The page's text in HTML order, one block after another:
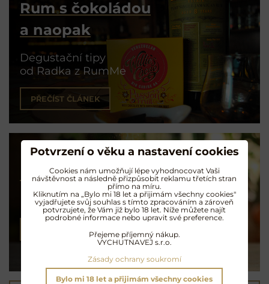
Rum s čokoládou
a naopak
Degustační tipy
od Radka z RumMe
PŘEČÍST ČLÁNEK
Koktejly na rumu
Exotické opojení
Potvrzení o věku a nastavení cookies
Cookies nám umožňují lépe vyhodnocovat Vaši
návštěvnost a následně přizpůsobit reklamu třetích stran
přímo na míru.
Kliknutím na „Bylo mi 18 let a přijimám všechny cookies"
vyjadřujete svůj souhlas s tímto zpracováním a zároveň
potvrzujete, že Vám již bylo 18 let. Níže můžete najít
podrobné informace nebo upravit své preference.
Přejeme příjemný nákup.
VYCHUTNAVEJ s.r.o.
Zásady ochrany soukromí
Bylo mi 18 let a přijimám všechny cookies